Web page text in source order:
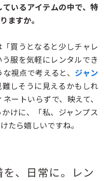
いるアイテムの中で、特
ますか。
買うとなると少しチャレ
服を気軽にレンタルでき
視点で考えると、 ジャン
しそうに見えるかもしれ
ートいらずで、映えて、
けに、「私、ジャンプス
たら嬉しいですね。
、日常に。レン